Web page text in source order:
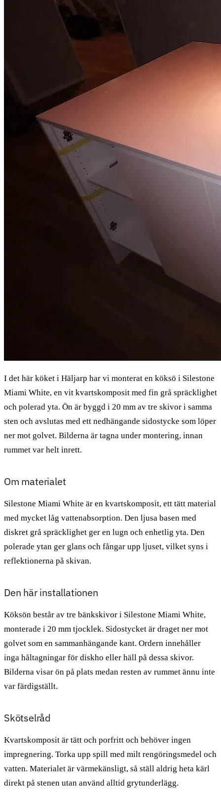
I det här köket i Häljarp har vi monterat en köksö i Silestone
Miami White, en vit kvartskomposit med fin grå spräcklighet
och polerad yta. Ön är byggd i 20 mm av tre skivor i samma
sten och avslutas med ett nedhängande sidostycke som löper
ner mot golvet. Bilderna är tagna under montering, innan
rummet var helt inrett.
Om materialet
Silestone Miami White är en kvartskomposit, ett tätt material
med mycket låg vattenabsorption. Den ljusa basen med
diskret grå spräcklighet ger en lugn och enhetlig yta. Den
polerade ytan ger glans och fångar upp ljuset, vilket syns i
reflektionerna på skivan.
Den här installationen
Köksön består av tre bänkskivor i Silestone Miami White,
monterade i 20 mm tjocklek. Sidostycket är draget ner mot
golvet som en sammanhängande kant. Ordern innehåller
inga håltagningar för diskho eller häll på dessa skivor.
Bilderna visar ön på plats medan resten av rummet ännu inte
var färdigställt.
Skötselråd
Kvartskomposit är tätt och porfritt och behöver ingen
impregnering. Torka upp spill med milt rengöringsmedel och
vatten. Materialet är värmekänsligt, så ställ aldrig heta kärl
direkt på stenen utan använd alltid grytunderlägg.